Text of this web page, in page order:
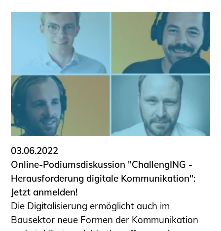
03.06.2022
Online-Podiumsdiskussion "ChallengING -
Herausforderung digitale Kommunikation":
Jetzt anmelden!
Die Digitalisierung ermöglicht auch im
Bausektor neue Formen der Kommunikation